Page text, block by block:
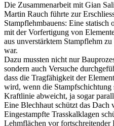
Die Zusammenarbeit mit Gian
Martin Rauch führte zur
Stampflehmbauens: Eine
mit der Vorfertigung von
aus unverstärktem Stampflehm
war.
Dazu mussten nicht nur
sondern auch Versuche
dass die Tragfähigkeit der
wird, wenn die
Kraftlinie abweicht, ja sogar
Eine Blechhaut schützt das Dach
Eingestampfte Trasskalklagen
Lehmflächen vor